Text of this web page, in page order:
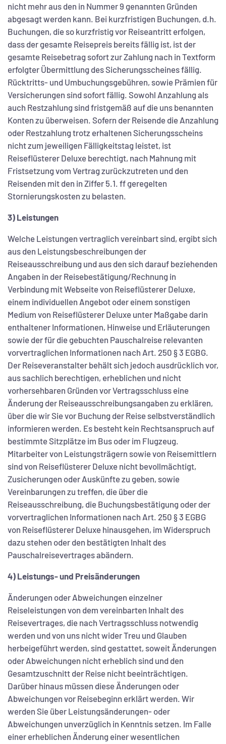
nicht mehr aus den in Nummer 9 genannten Gründen
abgesagt werden kann. Bei kurzfristigen Buchungen, d.h.
Buchungen, die so kurzfristig vor Reiseantritt erfolgen,
dass der gesamte Reisepreis bereits fällig ist, ist der
gesamte Reisebetrag sofort zur Zahlung nach in Textform
erfolgter Übermittlung des Sicherungsscheines fällig.
Rücktritts- und Umbuchungsgebühren, sowie Prämien für
Versicherungen sind sofort fällig. Sowohl Anzahlung als
auch Restzahlung sind fristgemäß auf die uns benannten
Konten zu überweisen. Sofern der Reisende die Anzahlung
oder Restzahlung trotz erhaltenen Sicherungsscheins
nicht zum jeweiligen Fälligkeitstag leistet, ist
Reiseflüsterer Deluxe berechtigt, nach Mahnung mit
Fristsetzung vom Vertrag zurückzutreten und den
Reisenden mit den in Ziffer 5.1. ff geregelten
Stornierungskosten zu belasten.
3) Leistungen
Welche Leistungen vertraglich vereinbart sind, ergibt sich
aus den Leistungsbeschreibungen der
Reiseausschreibung und aus den sich darauf beziehenden
Angaben in der Reisebestätigung/Rechnung in
Verbindung mit Webseite von Reiseflüsterer Deluxe,
einem individuellen Angebot oder einem sonstigen
Medium von Reiseflüsterer Deluxe unter Maßgabe darin
enthaltener Informationen, Hinweise und Erläuterungen
sowie der für die gebuchten Pauschalreise relevanten
vorvertraglichen Informationen nach Art. 250 § 3 EGBG.
Der Reiseveranstalter behält sich jedoch ausdrücklich vor,
aus sachlich berechtigen, erheblichen und nicht
vorhersehbaren Gründen vor Vertragsschluss eine
Änderung der Reiseausschreibungsangaben zu erklären,
über die wir Sie vor Buchung der Reise selbstverständlich
informieren werden. Es besteht kein Rechtsanspruch auf
bestimmte Sitzplätze im Bus oder im Flugzeug.
Mitarbeiter von Leistungsträgern sowie von Reisemittlern
sind von Reiseflüsterer Deluxe nicht bevollmächtigt,
Zusicherungen oder Auskünfte zu geben, sowie
Vereinbarungen zu treffen, die über die
Reiseausschreibung, die Buchungsbestätigung oder der
vorvertraglichen Informationen nach Art. 250 § 3 EGBG
von Reiseflüsterer Deluxe hinausgehen, im Widerspruch
dazu stehen oder den bestätigten Inhalt des
Pauschalreisevertrages abändern.
4) Leistungs- und Preisänderungen
Änderungen oder Abweichungen einzelner
Reiseleistungen von dem vereinbarten Inhalt des
Reisevertrages, die nach Vertragsschluss notwendig
werden und von uns nicht wider Treu und Glauben
herbeigeführt werden, sind gestattet, soweit Änderungen
oder Abweichungen nicht erheblich sind und den
Gesamtzuschnitt der Reise nicht beeinträchtigen.
Darüber hinaus müssen diese Änderungen oder
Abweichungen vor Reisebeginn erklärt werden. Wir
werden Sie über Leistungsänderungen- oder
Abweichungen unverzüglich in Kenntnis setzen. Im Falle
einer erheblichen Änderung einer wesentlichen